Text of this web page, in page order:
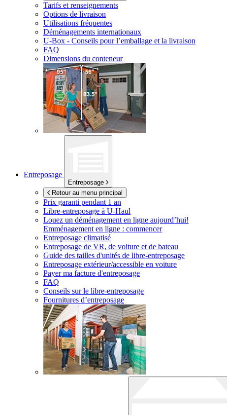
Tarifs et renseignements
Options de livraison
Utilisations fréquentes
Déménagements internationaux
U-Box - Conseils pour l’emballage et la livraison
FAQ
Dimensions du conteneur
Entreposage
Entreposage
Retour au menu principal
Prix garanti pendant 1 an
Libre-entreposage à U-Haul
Louez un déménagement en ligne aujourd’hui!
Emménagement en ligne : commencer
Entreposage climatisé
Entreposage de VR, de voiture et de bateau
Guide des tailles d'unités de libre-entreposage
Entreposage extérieur/accessible en voiture
Payer ma facture d'entreposage
FAQ
Conseils sur le libre-entreposage
Fournitures d’entreposage